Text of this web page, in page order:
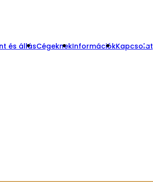
és állásCégeknekInformációkKapcsolat